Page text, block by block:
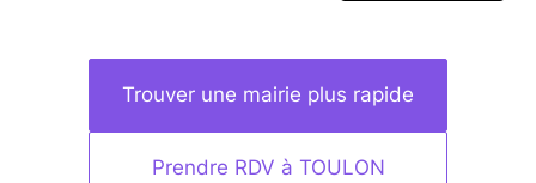
Trouver une mairie plus rapide
Prendre RDV à TOULON